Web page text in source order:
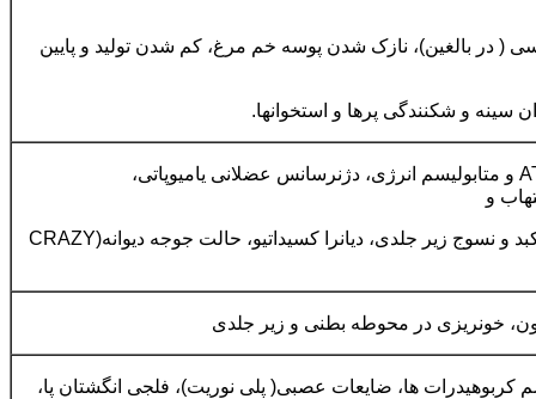
( در بالغین)، نازک شدن پوسه خم مرغ، کم شدن تولید و پایین
سینه و شکنندگی پرها و استخوانها.
اختلال در سنتز ATP و متابولیسم انرژی، دژنرسانس عضلانی یامیوپاتی،
و
خونریزی در قلب،کبد و نسوج زیر جلدی، دیانرا کسیداتیو، حالت جوجه دیوانه(CRAZY
خونریزی در محوطه بطنی و زیر جلدی
کربوهیدرات ها، ضایعات عصبی( پلی نوریت)، فلجی انگشتان پا،